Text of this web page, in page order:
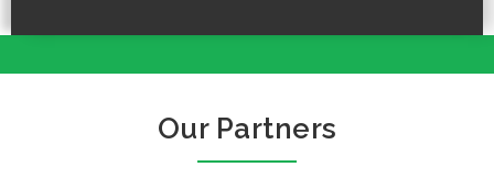
Our Partners